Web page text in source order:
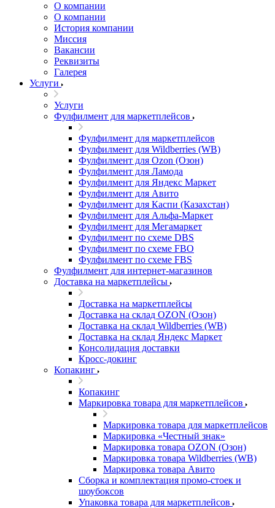
О компании
О компании
История компании
Миссия
Вакансии
Реквизиты
Галерея
Услуги
Услуги
Фулфилмент для маркетплейсов
Фулфилмент для маркетплейсов
Фулфилмент для Wildberries (WB)
Фулфилмент для Ozon (Озон)
Фулфилмент для Ламода
Фулфилмент для Яндекс Маркет
Фулфилмент для Авито
Фулфилмент для Каспи (Казахстан)
Фулфилмент для Альфа-Маркет
Фулфилмент для Мегамаркет
Фулфилмент по схеме DBS
Фулфилмент по схеме FBO
Фулфилмент по схеме FBS
Фулфилмент для интернет-магазинов
Доставка на маркетплейсы
Доставка на маркетплейсы
Доставка на склад OZON (Озон)
Доставка на склад Wildberries (WB)
Доставка на склад Яндекс Маркет
Консолидация доставки
Кросс-докинг
Копакинг
Копакинг
Маркировка товара для маркетплейсов
Маркировка товара для маркетплейсов
Маркировка «Честный знак»
Маркировка товара OZON (Озон)
Маркировка товара Wildberries (WB)
Маркировка товара Авито
Сборка и комплектация промо-стоек и
шоубоксов
Упаковка товара для маркетплейсов